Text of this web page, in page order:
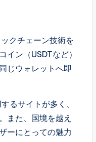
クチェーン技術を
ン（USDTなど）
じウォレットへ即
るサイトが多く、
また、国境を越え
ーにとっての魅力